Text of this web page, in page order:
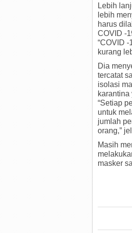
Lebih
lebih
harus
COVID -
“COVID
kurang
Dia
tercatat
isolasi
“Setiap
untuk
jumlah
orang,”
Masih
masker